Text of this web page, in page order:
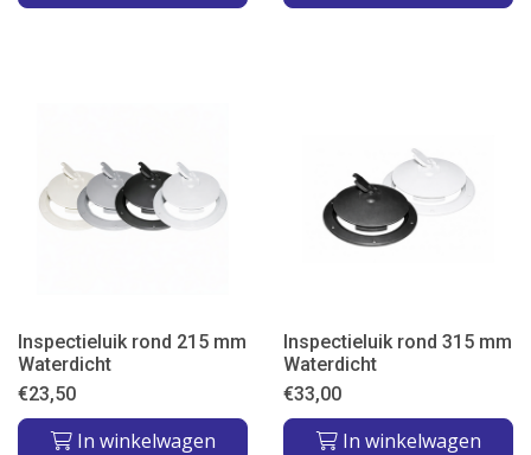
Inspectieluik rond 215 mm
Waterdicht
€23,50
In winkelwagen
Inspectieluik rond 315 mm
Waterdicht
€33,00
In winkelwagen